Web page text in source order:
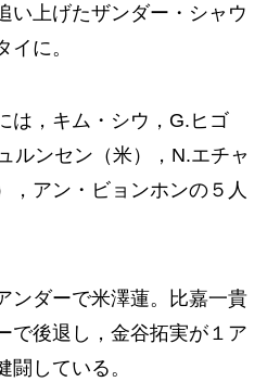
い上げたザンダー・シャウ
イに。
は，キム・シウ，G.ヒゴ
ルンセン（米），N.エチャ
，アン・ビョンホンの５人
ンダーで米澤蓮。比嘉一貴
で後退し，金谷拓実が１ア
闘している。